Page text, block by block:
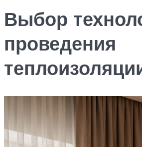
Выбор
проведения